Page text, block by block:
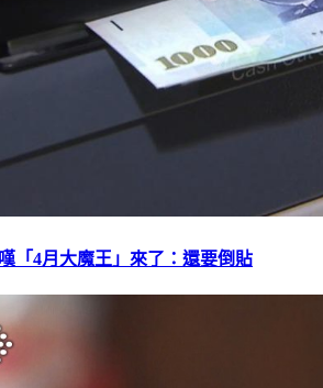
「4月大魔王」來了：還要倒貼